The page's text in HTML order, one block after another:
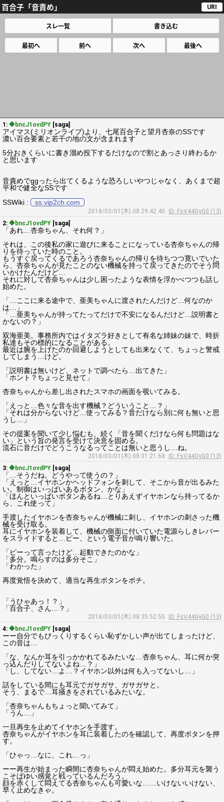
百合子「音責め」 URI
スレ一覧 書き込む
最初へ 前へ 次へ 最後へ
1: ◆bncJ1ovdPY [saga]
アイマス(ミリオンライブ)より、七尾百合子と望月杏奈のSSです
濃い百合要素と若干の地の文が含まれます
5分おきくらいに書き溜め投下するだけなので割とあっさり終わるか
と思います
音責めでggったら出てくるような恐ろしいやつじゃなく、あくまで超
平和で健全なSSです
SSWiki :
ss.vip2ch.com
2018/03/01(木) 08:29:42.40
ID: FsV44GyG0 (13)
2: ◆bncJ1ovdPY [saga]
「あれ…杏奈ちゃん、それ何？」
それは、この後私の家に遊びに来ることになっている杏奈ちゃんの帰
りを待っていた時のこと。
もうすぐ戻ってくるであろう杏奈ちゃんの帰りを待ちつつ寛いでいた
ら、杏奈ちゃんが見たことのない機械を持って戻ってきたのでそう問
いかけたんだけど…
それに対して杏奈ちゃんは少し困ったような表情を浮かべつつも話し
始めた。
「…ここに来る途中で、亜美ちゃんに渡されたんだけど…何なのか
は…」
「…亜美ちゃんが持ってたってだけで不安になるんだけど…説明書と
かないの？」
双海亜美。事務所内ではイタズラ好きとして有名な姉妹の妹で、時折
私達もその標的になることがある。
最近は腕を上げたのか回避しようとしても出来なくて、ちょっと警戒
してしまう…けど。
「説明書は無いけど、ネットで調べたら…出てきた」
「ホント？ちょっと見せて」
杏奈ちゃんから差し出されたスマホの画面を覗いてみる。
「えっと…色々な音を出す機械？どういうこと…？」
「それは分からないけど…使ってみる？音だけなら別に何も無いと思
うし…」
その提案を聞いて少し悩むも、続く「音を聞くだけなら何も問題はな
い」という旨の発言を受けて決意を固める。
流石に音だけでどうこうなるってことは無いと思うし…ね。
2018/03/01(木) 08:31:21.68
ID: FsV44GyG0 (13)
3: ◆bncJ1ovdPY [saga]
「…そうだね。どうやって使うの？」
「えっと…イヤホンかヘッドフォンを刺して、そこから音が出るみた
い。制御はいっぱいあるボタン、かな」
「ほんといっぱいボタンあるね…とりあえずイヤホンなら持ってるか
ら、これ使って」
手渡したイヤホンを杏奈ちゃんが機械に刺し、イヤホンの刺さった機
械を受け取る。
耳にイヤホンを装着して、機械の側面に付いていた電源らしきレバー
をスライドすると…ピー、という電子音が鳴り響いた。
「ピーって言ったけど…起動できたのかな」
「多分。鳴らすのは多分そこ」
「わかった」
再度覚悟を決めて、適当な再生ボタンをポチ。
「うひゃあっ！？」
「百合子、さん…？」
2018/03/01(木) 08:35:52.55
ID: FsV44GyG0 (13)
4: ◆bncJ1ovdPY [saga]
ーー自分でもびっくりするくらい恥ずかしい声が出てしまったけど、
この音は…
「な、なんか耳を引っかかれてるみたいな…杏奈ちゃん、耳に何か突
っ込んだりしてないよね…？」
「し、してない…よ…？イヤホン以外は何も入ってないし…」
話をしている間にも耳元でガサガサ、ガサガサと。
そう、まるで…耳掻きをされているみたいな。
「杏奈ちゃんもちょっと聞いてみて」
「うん…」
一旦再生を止めてイヤホンを手渡す。
杏奈ちゃんがイヤホンを耳に装着したのを確認して、再度ボタンを押
す。
「ひゃっ…なに、これ…っ」
ーー再生が始まった瞬間に杏奈ちゃんが悶え始めた。多分耳元を襲う
こそばゆい感覚と戦っているんだろう。
顔を赤くして悶えてる杏奈ちゃんも可愛いな……いけないいけない、
早く止めなきゃ。